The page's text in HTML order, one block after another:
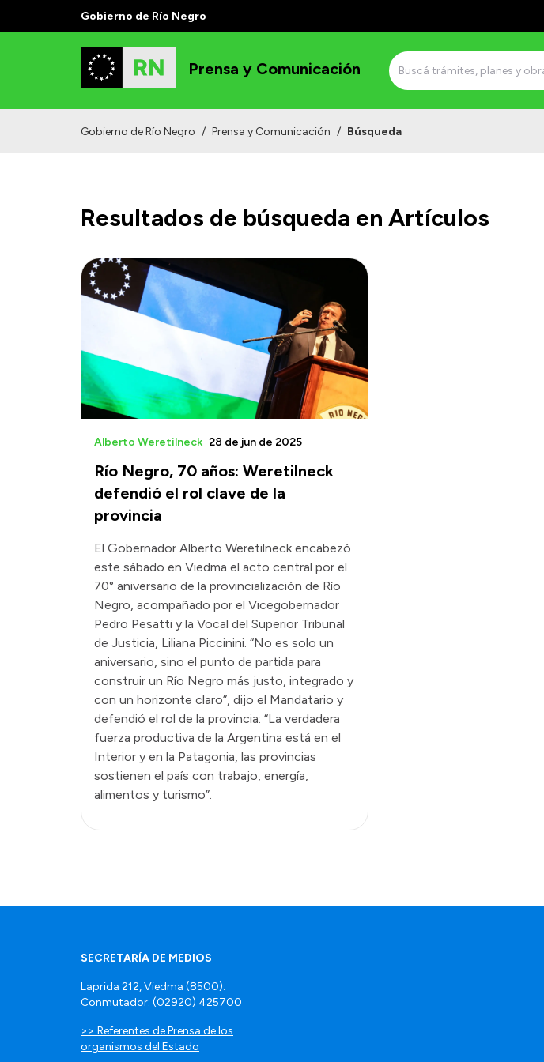
Gobierno de Río Negro
Prensa y Comunicación
Gobierno de Río Negro / Prensa y Comunicación / Búsqueda
Resultados de búsqueda en Artículos
Río Negro, 70 años: Weretilneck
defendió el rol clave de la
provincia
Alberto Weretilneck 28 de jun de 2025
El Gobernador Alberto Weretilneck encabezó
este sábado en Viedma el acto central por el
70° aniversario de la provincialización de Río
Negro, acompañado por el Vicegobernador
Pedro Pesatti y la Vocal del Superior Tribunal
de Justicia, Liliana Piccinini. “No es solo un
aniversario, sino el punto de partida para
construir un Río Negro más justo, integrado y
con un horizonte claro”, dijo el Mandatario y
defendió el rol de la provincia: “La verdadera
fuerza productiva de la Argentina está en el
Interior y en la Patagonia, las provincias
sostienen el país con trabajo, energía,
alimentos y turismo”.
SECRETARÍA DE MEDIOS
Laprida 212, Viedma (8500).
Conmutador: (02920) 425700
>> Referentes de Prensa de los
organismos del Estado